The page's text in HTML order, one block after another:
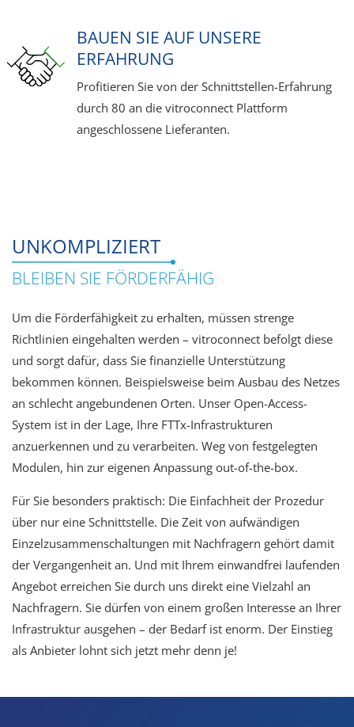
BAUEN SIE AUF UNSERE
ERFAHRUNG
Profitieren Sie von der Schnittstellen-Erfahrung
durch 80 an die vitroconnect Plattform
angeschlossene Lieferanten.
UNKOMPLIZIERT
BLEIBEN SIE FÖRDERFÄHIG
Um die Förderfähigkeit zu erhalten, müssen strenge
Richtlinien eingehalten werden – vitroconnect befolgt diese
und sorgt dafür, dass Sie finanzielle Unterstützung
bekommen können. Beispielsweise beim Ausbau des Netzes
an schlecht angebundenen Orten. Unser Open-Access-
System ist in der Lage, Ihre FTTx-Infrastrukturen
anzuerkennen und zu verarbeiten. Weg von festgelegten
Modulen, hin zur eigenen Anpassung out-of-the-box.
Für Sie besonders praktisch: Die Einfachheit der Prozedur
über nur eine Schnittstelle. Die Zeit von aufwändigen
Einzelzusammenschaltungen mit Nachfragern gehört damit
der Vergangenheit an. Und mit Ihrem einwandfrei laufenden
Angebot erreichen Sie durch uns direkt eine Vielzahl an
Nachfragern. Sie dürfen von einem großen Interesse an Ihrer
Infrastruktur ausgehen – der Bedarf ist enorm. Der Einstieg
als Anbieter lohnt sich jetzt mehr denn je!